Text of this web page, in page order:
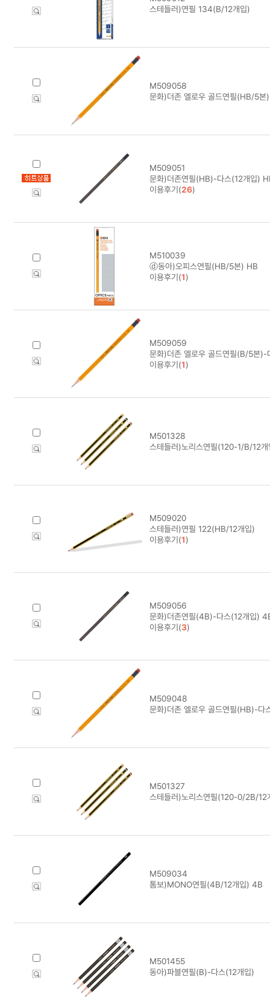
스테들러)연필 134(B/12개입)
M509058
문화)더존 엘로우 골드연필(HB/5본
M509051
문화)더존연필(HB)-다스(12개입)
이용후기(26)
M510039
ⓓ동아)오피스연필(HB/5본) HB
이용후기(1)
M509059
문화)더존 엘로우 골드연필(B/5본)-
이용후기(1)
M501328
스테들러)노리스연필(120-1/B/12
M509020
스테들러)연필 122(HB/12개입)
이용후기(1)
M509056
문화)더존연필(4B)-다스(12개입)
이용후기(3)
M509048
문화)더존 엘로우 골드연필(HB)-다
M501327
스테들러)노리스연필(120-0/2B/12
M509034
톰보)MONO연필(4B/12개입) 4B
M501455
동아)파블연필(B)-다스(12개입)